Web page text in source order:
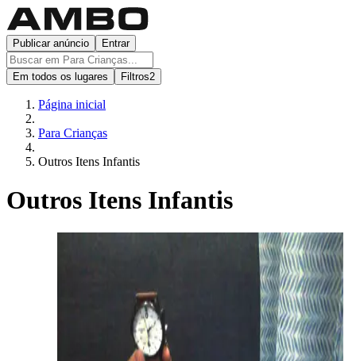
Publicar anúncio Entrar
Em todos os lugares Filtros2
Página inicial
Para Crianças
Outros Itens Infantis
Outros Itens Infantis